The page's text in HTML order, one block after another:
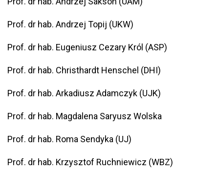
Prof. dr hab. Andrzej Topij (UKW)
Prof. dr hab. Eugeniusz Cezary Król (ASP)
Prof. dr hab. Christhardt Henschel (DHI)
Prof. dr hab. Arkadiusz Adamczyk (UJK)
Prof. dr hab. Magdalena Saryusz Wolska
Prof. dr hab. Roma Sendyka (UJ)
Prof. dr hab. Krzysztof Ruchniewicz (WBZ)